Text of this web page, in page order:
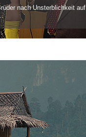
nach Unsterblichkeit